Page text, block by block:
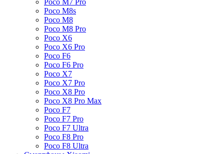
Poco M8s
Poco M8
Poco M8 Pro
Poco X6
Poco X6 Pro
Poco F6
Poco F6 Pro
Poco X7
Poco X7 Pro
Poco X8 Pro
Poco X8 Pro Max
Poco F7
Poco F7 Pro
Poco F7 Ultra
Poco F8 Pro
Poco F8 Ultra